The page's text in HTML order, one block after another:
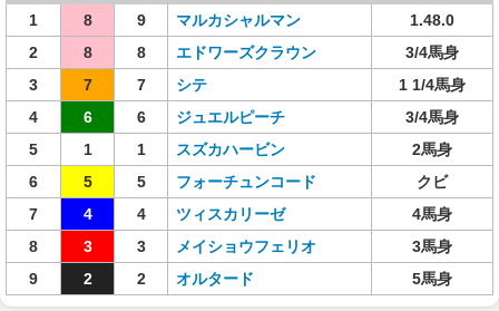
1 8 9 マルカシャルマン
1.48.0
2
8 8 エドワーズクラウン
3/4馬身
3
7 7 シテ
1 1/4馬身
4
6 6 ジュエルピーチ
3/4馬身
5
1 1 スズカハービン
2馬身
6
5 5 フォーチュンコード
クビ
7
4 4 ツィスカリーゼ
4馬身
8
3 3 メイショウフェリオ
3馬身
9
2 2 オルタード 5馬身